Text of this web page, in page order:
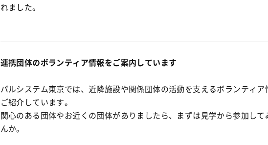
れました。
連携団体のボランティア情報をご案内しています
パルシステム東京では、近隣施設や関係団体の活動を支えるボランティア
ご紹介しています。
関心のある団体やお近くの団体がありましたら、まずは見学から参加して
んか。